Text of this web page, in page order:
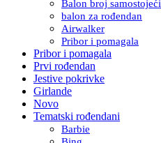
Balon broj samostojeći
balon za rođendan
Airwalker
Pribor i pomagala
Pribor i pomagala
Prvi rođendan
Jestive pokrivke
Girlande
Novo
Tematski rođendani
Barbie